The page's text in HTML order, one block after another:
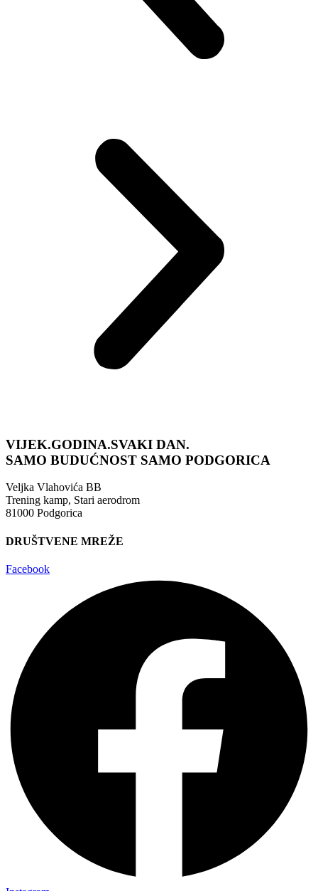
VIJEK.GODINA.SVAKI DAN.
SAMO BUDUĆNOST SAMO PODGORICA
Veljka Vlahovića BB
Trening kamp, Stari aerodrom
81000 Podgorica
DRUŠTVENE MREŽE
Facebook